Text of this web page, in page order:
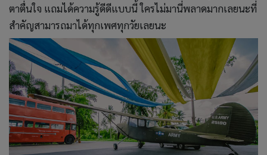
ตาตื่นใจ แถมได้ความรู้ดีดีแบบนี้ ใครไม่มานี่พลาดมากเลยนะที่
สำคัญสามารถมาได้ทุกเพศทุกวัยเลยนะ